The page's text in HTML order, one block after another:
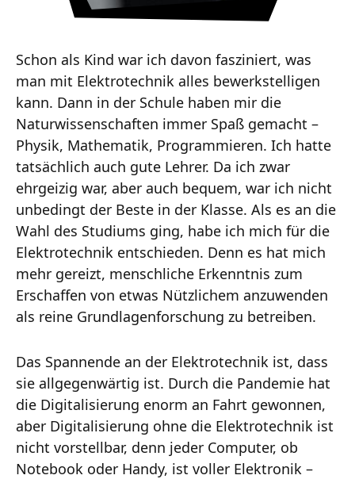
Schon als Kind war ich davon fasziniert, was
man mit Elektrotechnik alles bewerkstelligen
kann. Dann in der Schule haben mir die
Naturwissenschaften immer Spaß gemacht –
Physik, Mathematik, Programmieren. Ich hatte
tatsächlich auch gute Lehrer. Da ich zwar
ehrgeizig war, aber auch bequem, war ich nicht
unbedingt der Beste in der Klasse. Als es an die
Wahl des Studiums ging, habe ich mich für die
Elektrotechnik entschieden. Denn es hat mich
mehr gereizt, menschliche Erkenntnis zum
Erschaffen von etwas Nützlichem anzuwenden
als reine Grundlagenforschung zu betreiben.
Das Spannende an der Elektrotechnik ist, dass
sie allgegenwärtig ist. Durch die Pandemie hat
die Digitalisierung enorm an Fahrt gewonnen,
aber Digitalisierung ohne die Elektrotechnik ist
nicht vorstellbar, denn jeder Computer, ob
Notebook oder Handy, ist voller Elektronik –